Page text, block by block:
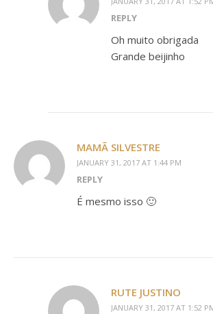
REPLY
Oh muito obrigada
Grande beijinho
MAMÃ SILVESTRE
JANUARY 31, 2017 AT 1:44 PM
REPLY
É mesmo isso 🙂
RUTE JUSTINO
JANUARY 31, 2017 AT 1:52